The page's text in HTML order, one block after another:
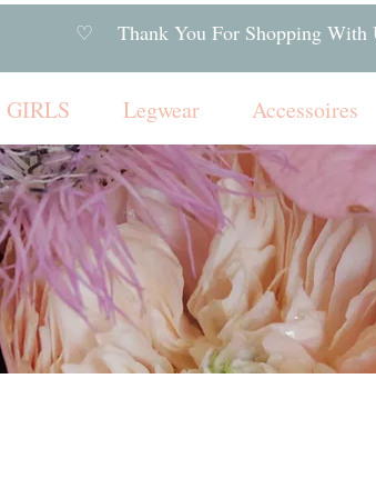
♡ Thank You For Shopping
GIRLS Legwear Accessoires